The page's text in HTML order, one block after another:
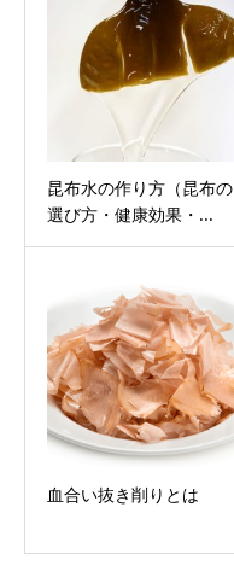
昆布水の作り方（昆布の
選び方・健康効果・...
血合い抜き削りとは